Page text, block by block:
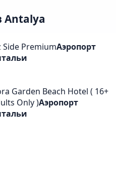
Antalya
Side PremiumАэропорт
Garden Beach Hotel ( 16+
Only )Аэропорт